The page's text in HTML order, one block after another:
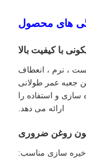
های محصول
، نرم ، انعطاف
جعبه عمر طولانی
سازی و استفاده را
ارائه می دهد.
سازی مناسب: